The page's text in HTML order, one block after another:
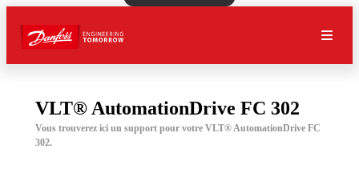
VLT® AutomationDrive FC 302
Vous trouverez ici un support pour votre VLT® AutomationDrive FC
302.